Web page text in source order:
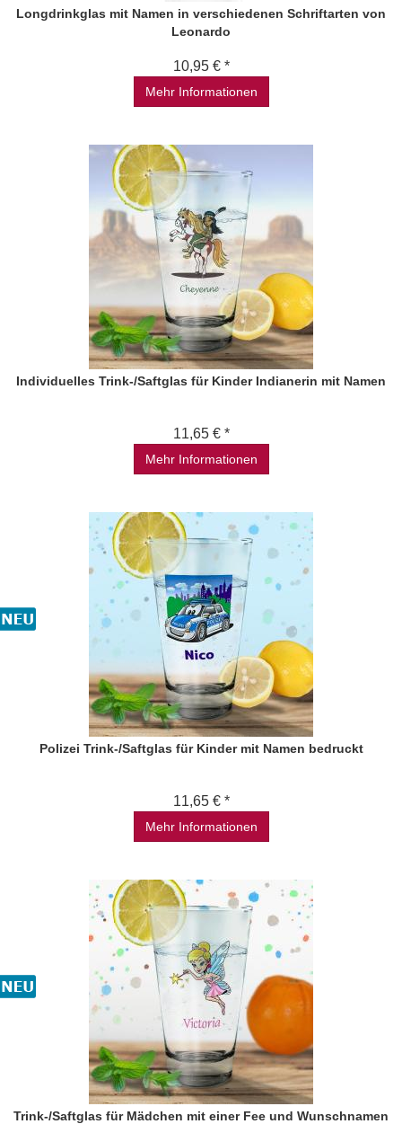
Longdrinkglas mit Namen in verschiedenen Schriftarten von
Leonardo
10,95 € *
Mehr Informationen
Individuelles Trink-/Saftglas für Kinder Indianerin mit Namen
11,65 € *
Mehr Informationen
Polizei Trink-/Saftglas für Kinder mit Namen bedruckt
11,65 € *
Mehr Informationen
Trink-/Saftglas für Mädchen mit einer Fee und Wunschnamen